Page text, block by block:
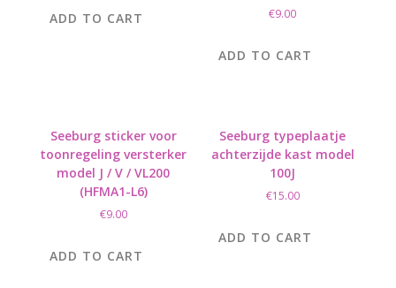
ADD TO CART €9.00
ADD TO CART
Seeburg sticker voor
toonregeling versterker
model J / V / VL200
(HFMA1-L6)
€9.00
ADD TO CART
Seeburg typeplaatje
achterzijde kast model
100J
€15.00
ADD TO CART